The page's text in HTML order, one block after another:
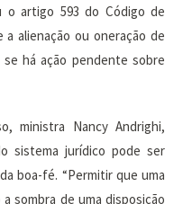
o artigo 593 do Código de
alienação ou oneração de
há ação pendente sobre
ministra Nancy Andrighi,
sistema jurídico pode ser
boa-fé. “Permitir que uma
sombra de uma disposição